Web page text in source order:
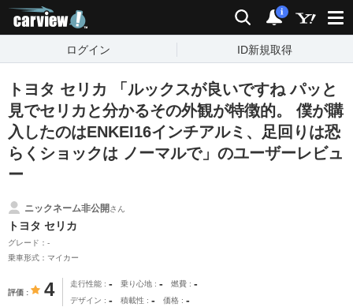
検索 通知
i
ログイン ID新規取得
トヨタ セリカ 「ルックスが良いですね パッと
見でセリカと分かるその外観が特徴的。 僕が購
入したのはENKEI16インチアルミ、足回りは恐
らくショックは ノーマルで」のユーザーレビュ
ー
ニックネーム非公開さん
トヨタ セリカ
グレード：-
乗車形式：マイカー
評価 4 走行性能 - 乗り心地 - 燃費 -
デザイン - 積載性 - 価格 -